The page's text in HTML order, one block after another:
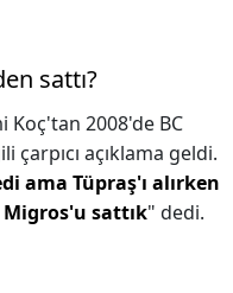
sattı?
Koç'tan 2008'de BC
çarpıcı açıklama geldi.
ama Tüpraş'ı alırken
sattık" dedi.